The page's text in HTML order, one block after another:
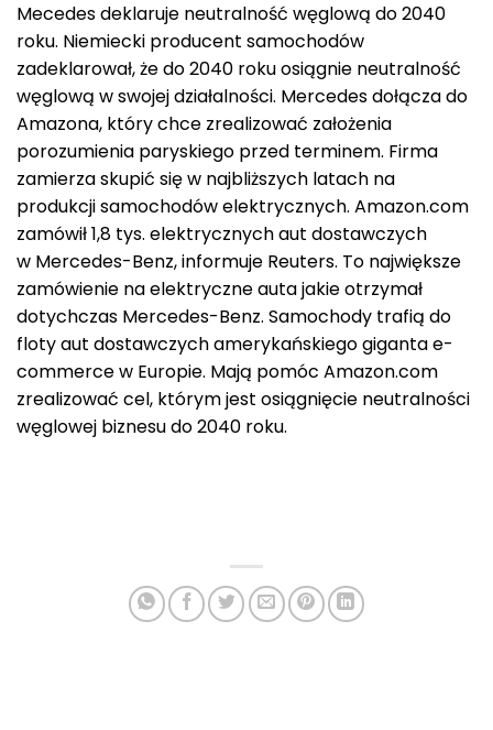
Mecedes deklaruje neutralność węglową do 2040
roku. Niemiecki producent samochodów
zadeklarował, że do 2040 roku osiągnie neutralność
węglową w swojej działalności. Mercedes dołącza do
Amazona, który chce zrealizować założenia
porozumienia paryskiego przed terminem. Firma
zamierza skupić się w najbliższych latach na
produkcji samochodów elektrycznych. Amazon.com
zamówił 1,8 tys. elektrycznych aut dostawczych
w Mercedes-Benz, informuje Reuters. To największe
zamówienie na elektryczne auta jakie otrzymał
dotychczas Mercedes-Benz. Samochody trafią do
floty aut dostawczych amerykańskiego giganta e-
commerce w Europie. Mają pomóc Amazon.com
zrealizować cel, którym jest osiągnięcie neutralności
węglowej biznesu do 2040 roku.